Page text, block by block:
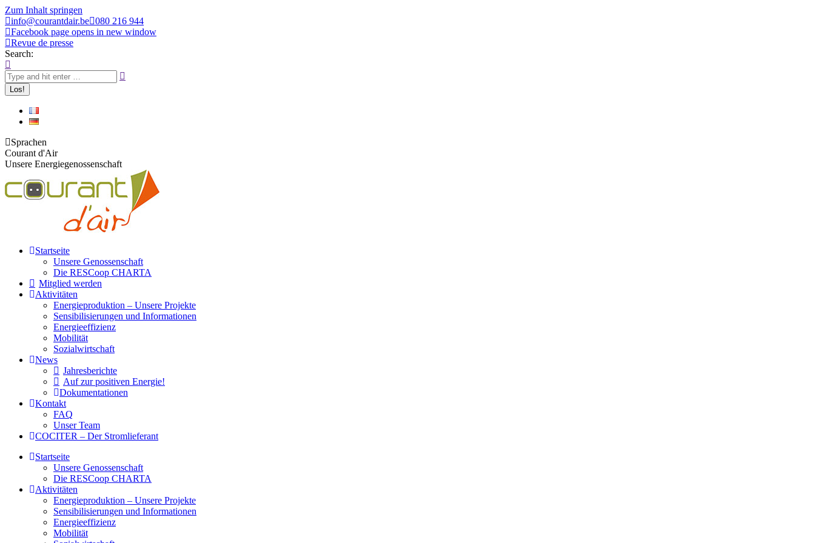
Zum Inhalt springen
info@courantdair.be 080 216 944
Facebook page opens in new window
Revue de presse
Search:
Sprachen
Courant d'Air
Unsere Energiegenossenschaft
Startseite
Unsere Genossenschaft
Die RESCoop CHARTA
Mitglied werden
Aktivitäten
Energieproduktion – Unsere Projekte
Sensibilisierungen und Informationen
Energieeffizienz
Mobilität
Sozialwirtschaft
News
Jahresberichte
Auf zur positiven Energie!
Dokumentationen
Kontakt
FAQ
Unser Team
COCITER – Der Stromlieferant
Startseite
Unsere Genossenschaft
Die RESCoop CHARTA
Aktivitäten
Energieproduktion – Unsere Projekte
Sensibilisierungen und Informationen
Energieeffizienz
Mobilität